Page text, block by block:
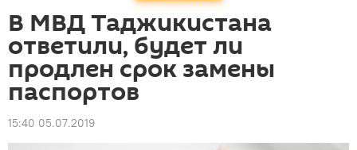
В МВД Таджикистана
ответили, будет ли
продлен срок замены
паспортов
15:40 05.07.2019